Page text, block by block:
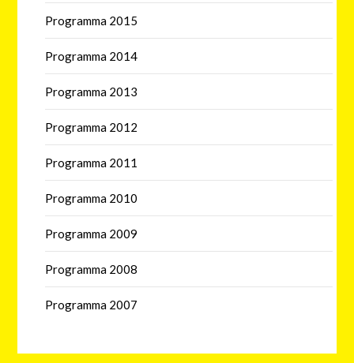
Programma 2015
Programma 2014
Programma 2013
Programma 2012
Programma 2011
Programma 2010
Programma 2009
Programma 2008
Programma 2007